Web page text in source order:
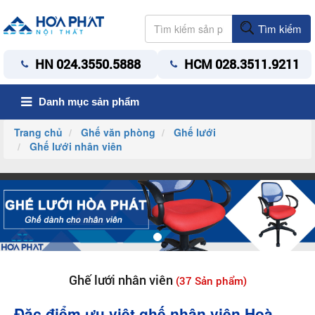
Tìm kiếm
HN 024.3550.5888 HCM 028.3511.9211
Danh mục sản phẩm
Trang chủ Ghế văn phòng
Ghế lưới
Ghế lưới nhân viên
Ghế lưới nhân viên (37 Sản phẩm)